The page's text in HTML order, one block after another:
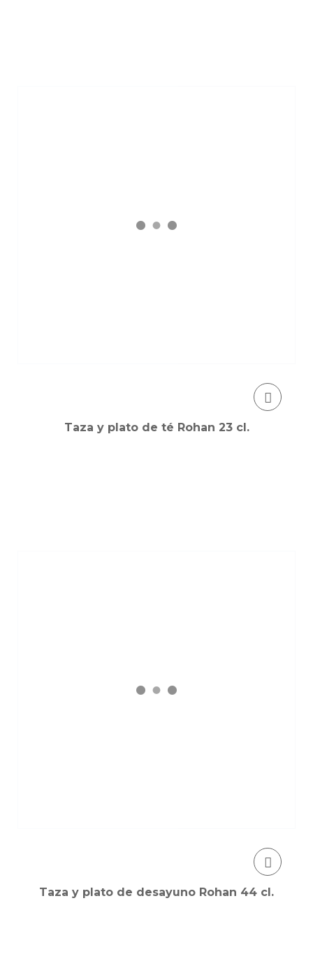
Taza y plato de té Rohan 23 cl.
Taza y plato de desayuno Rohan 44 cl.